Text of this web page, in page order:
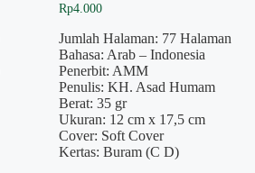
Rp4.000
Jumlah Halaman: 77 Halaman
Bahasa: Arab – Indonesia
Penerbit: AMM
Penulis: KH. Asad Humam
Berat: 35 gr
Ukuran: 12 cm x 17,5 cm
Cover: Soft Cover
Kertas: Buram (C D)